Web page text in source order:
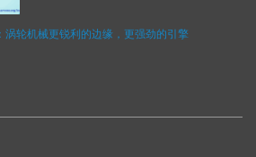
涡轮机械更锐利的边缘，更强劲的引擎